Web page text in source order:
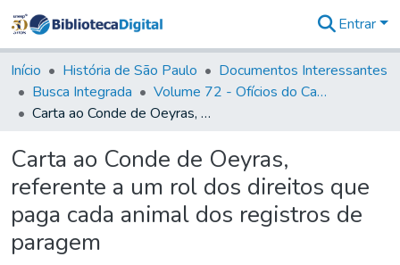
&
Coleções
Tudo na
Biblioteca
Estatísticas
Entrar
Início História de São Paulo
Documentos Interessantes
Busca Integrada
Volume 72 - Ofícios do Capitão General D. Luis Antonio de Souza Botelho Mourão (Morgado de Matheus): 1765-1766
Carta ao Conde de Oeyras, referente a um rol dos direitos que paga cada animal dos registros de paragem
Carta ao Conde de Oeyras,
referente a um rol dos direitos que
paga cada animal dos registros de
paragem